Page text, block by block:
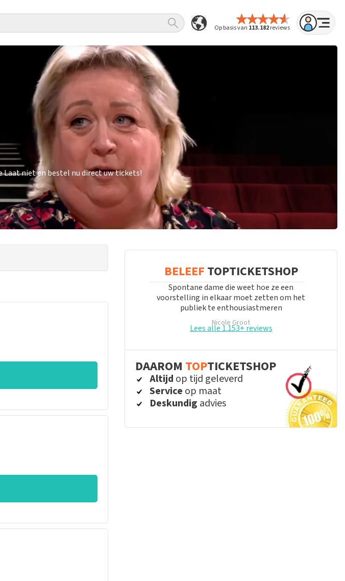
Op basis van 113.182reviews
Laat niet en bestel nu direct uw tickets!
BELEEF TOPTICKETSHOP
Spontane dame die weet hoe ze een
voorstelling in elkaar moet zetten om het
publiek te enthousiastmeren
Nicole Groot
Lees alle 1.153+ reviews
DAAROM TOPTICKETSHOP
Altijd op tijd geleverd
Service op maat
Deskundig advies